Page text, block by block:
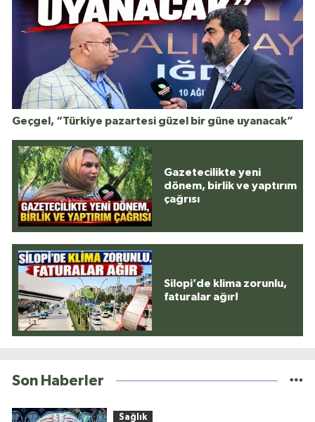
Geçgel, “Türkiye pazartesi güzel bir güne uyanacak”
Gazetecilikte yeni
dönem, birlik ve yaptırım
çağrısı
Silopi’de klima zorunlu,
faturalar ağır!
Son Haberler
Sağlık